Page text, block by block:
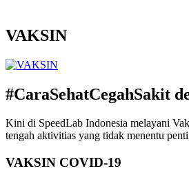
VAKSIN
#CaraSehatCegahSakit
Kini di SpeedLab Indonesia melayani
tengah aktivitias yang tidak menentu
VAKSIN COVID-19